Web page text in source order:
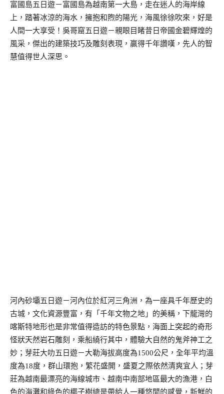
富國島五日遊－富國島為越南第一大島，走在迷人的海岸線
上，踏著冰涼的海水，擁抱和煦的陽光，海風徐徐吹來，好是
人間一大享受！吳哥窟五日遊－親眼目睹昔日帝國金碧輝煌的
風采，傑出的建築技巧及雕刻表現，贏得千年讚嘆，先人的智
慧值得世人深思。
河內砂壩五日遊－河內位於紅河三角洲，為一座具千年歷史的
古城，文化資源豐富，有「千年文物之地」的美稱，下龍灣的
喀斯特地形也是非常值得造訪的特色景點，海面上突起的奇形
怪狀天然岩石雕刻，乘船繞行其中，體驗大自然的鬼斧神工之
妙；芽莊大叻五日遊－大勒海拔高度為1500公尺，全年平均溫
度為18度，群山環抱，繁花盛開，盛夏之際依然清爽宜人；芽
莊為越南最漂亮的海線城市、越南中南部地區最大的漁港，白
色的海灘和綠色的椰子樹總是帶給人一種悠閒的感覺，新鮮的